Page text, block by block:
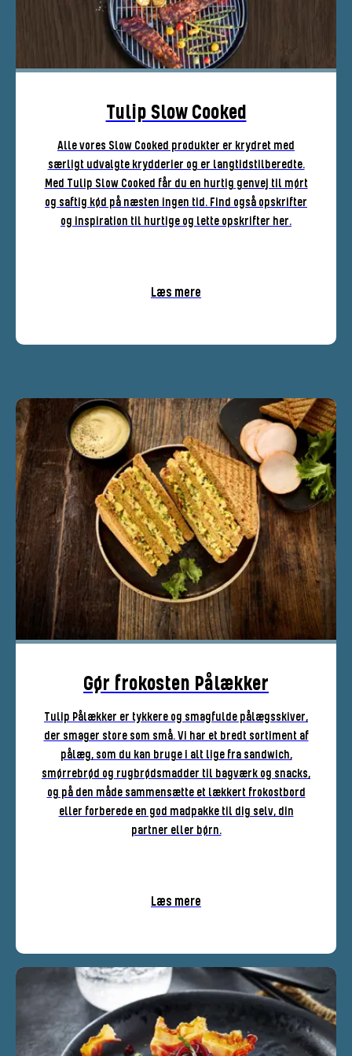
Tulip Slow Cooked
Alle vores Slow Cooked produkter er krydret med
særligt udvalgte krydderier og er langtidstilberedte.
Med Tulip Slow Cooked får du en hurtig genvej til mørt
og saftig kød på næsten ingen tid. Find også opskrifter
og inspiration til hurtige og lette opskrifter her.
Læs mere
Gør frokosten Pålækker
Tulip Pålækker er tykkere og smagfulde pålægsskiver,
der smager store som små. Vi har et bredt sortiment af
pålæg, som du kan bruge i alt lige fra sandwich,
smørrebrød og rugbrødsmadder til bagværk og snacks,
og på den måde sammensætte et lækkert frokostbord
eller forberede en god madpakke til dig selv, din
partner eller børn.
Læs mere